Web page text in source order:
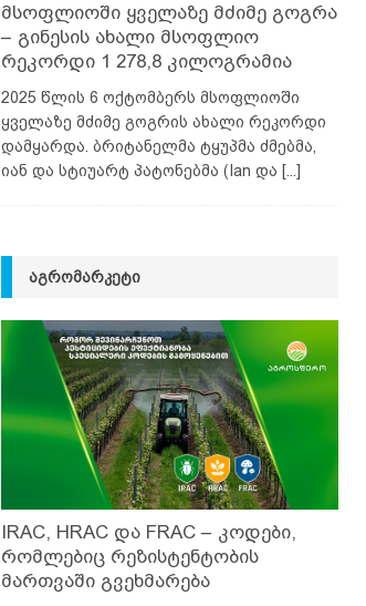
მსოფლიოში ყველაზე მძიმე გოგრა
– გინესის ახალი მსოფლიო
რეკორდი 1 278,8 კილოგრამია
2025 წლის 6 ოქტომბერს მსოფლიოში
ყველაზე მძიმე გოგრის ახალი რეკორდი
დამყარდა. ბრიტანელმა ტყუპმა ძმებმა,
იან და სტიუარტ პატონებმა (Ian და [...]
ᲐᲒᲠᲝᲛᲐᲠᲙᲔᲢᲘ
IRAC, HRAC და FRAC – კოდები,
რომლებიც რეზისტენტობის
მართვაში გვეხმარება